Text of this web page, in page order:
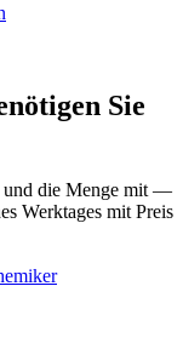
Sie
und die Menge mit —
Werktages mit Preis